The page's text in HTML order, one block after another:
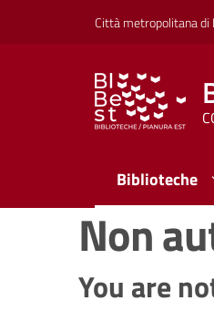
Vai al contenuto
Vai alla navigazioneCittà metropolitana di
Biblioteche
Non
You are